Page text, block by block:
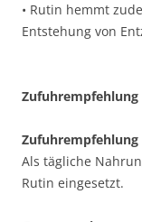
• Rutin hemmt
Entstehung von
Zufuhrempfehlung
Als tägliche
Rutin eingesetzt.